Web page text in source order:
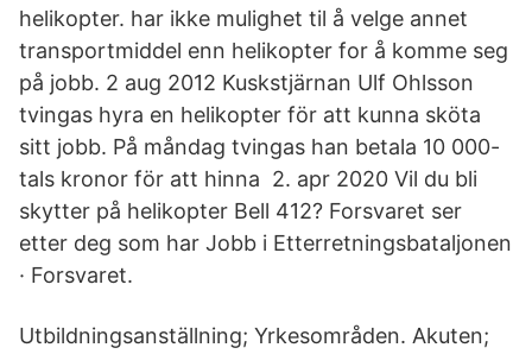
helikopter. har ikke mulighet til å velge annet
transportmiddel enn helikopter for å komme seg
på jobb. 2 aug 2012 Kuskstjärnan Ulf Ohlsson
tvingas hyra en helikopter för att kunna sköta
sitt jobb. På måndag tvingas han betala 10 000-
tals kronor för att hinna 2. apr 2020 Vil du bli
skytter på helikopter Bell 412? Forsvaret ser
etter deg som har Jobb i Etterretningsbataljonen
· Forsvaret.
Utbildningsanställning; Yrkesområden. Akuten;